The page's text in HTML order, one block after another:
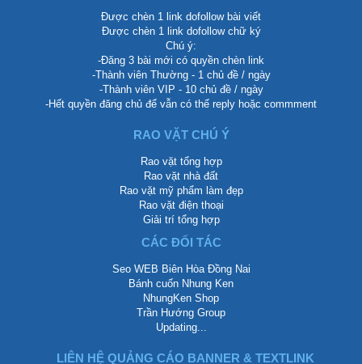
Được chèn 1 link dofollow bài viết
Được chèn 1 link dofollow chữ ký
Chú ý:
-Đăng 3 bài mới có quyền chèn link
-Thành viên Thường - 1 chủ đề / ngày
-Thành viên VIP - 10 chủ đề / ngày
-Hết quyền đăng chủ để vẫn có thể reply hoặc commment
RAO VẶT CHÚ Ý
Rao vặt tổng hợp
Rao vặt nhà đất
Rao vặt mỹ phẩm làm đẹp
Rao vặt điện thoại
Giải trí tổng hợp
CÁC ĐỐI TÁC
Seo WEB Biên Hòa Đồng Nai
Bánh cuốn Nhung Ken
NhungKen Shop
Trần Hướng Group
Updating...
LIÊN HỆ QUẢNG CÁO BANNER & TEXTLINK